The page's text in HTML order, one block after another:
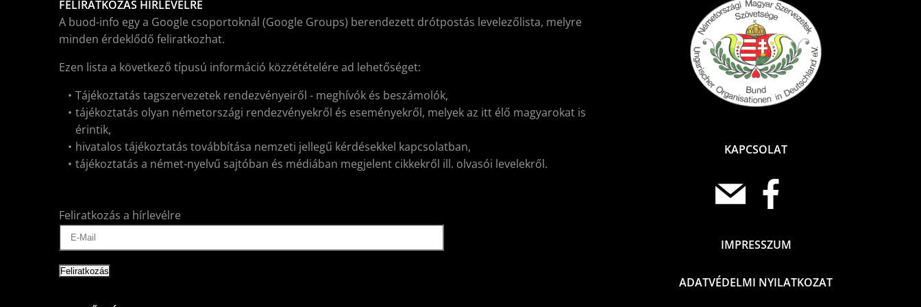
FELIRATKOZÁS HÍRLEVÉLRE
A buod-info egy a Google csoportoknál (Google Groups) berendezett drótpostás levelezőlista, melyre
minden érdeklődő feliratkozhat.
Ezen lista a következő típusú információ közzétételére ad lehetőséget:
Tájékoztatás tagszervezetek rendezvényeiről - meghívók és beszámolók,
tájékoztatás olyan németországi rendezvényekről és eseményekről, melyek az itt élő magyarokat is
érintik,
hivatalos tájékoztatás továbbítása nemzeti jellegű kérdésekkel kapcsolatban,
tájékoztatás a német-nyelvű sajtóban és médiában megjelent cikkekről ill. olvasói levelekről.
Feliratkozás a hírlevélre
KAPCSOLAT
IMPRESSZUM
ADATVÉDELMI NYILATKOZAT